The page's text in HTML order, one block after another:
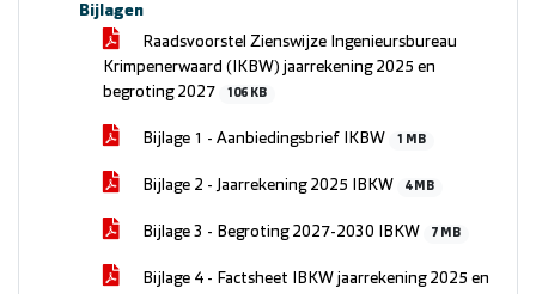
Bijlagen
Raadsvoorstel Zienswijze Ingenieursbureau
Krimpenerwaard (IKBW) jaarrekening 2025 en
begroting 2027
106 KB
Bijlage 1 - Aanbiedingsbrief IKBW 1 MB
Bijlage 2 - Jaarrekening 2025 IBKW 4 MB
Bijlage 3 - Begroting 2027-2030 IBKW 7 MB
Bijlage 4 - Factsheet IBKW jaarrekening 2025 en